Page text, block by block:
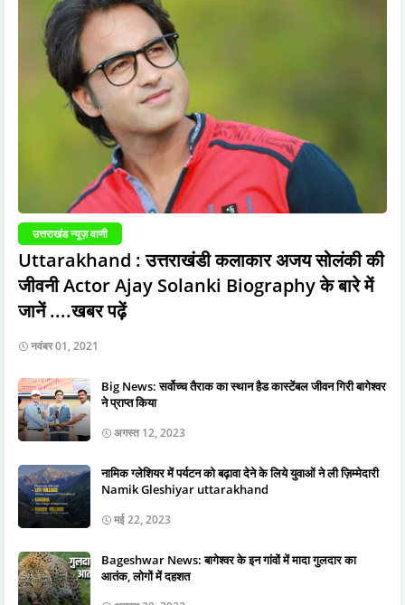
उत्तराखंड न्यूज़ वाणी
Uttarakhand : उत्तराखंडी कलाकार अजय सोलंकी की
जीवनी Actor Ajay Solanki Biography के बारे में
जानें ....खबर पढ़ें
नवंबर 01, 2021
Big News: सर्वोच्च तैराक का स्थान हैड कास्टेंबल जीवन गिरी बागेश्वर
ने प्राप्त किया
अगस्त 12, 2023
नामिक ग्लेशियर में पर्यटन को बढ़ावा देने के लिये युवाओं ने ली ज़िम्मेदारी
Namik Gleshiyar uttarakhand
मई 22, 2023
Bageshwar News: बागेश्वर के इन गांवों में मादा गुलदार का
आतंक, लोगों में दहशत